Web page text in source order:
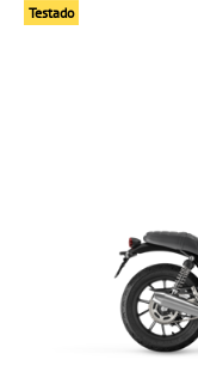
Testado